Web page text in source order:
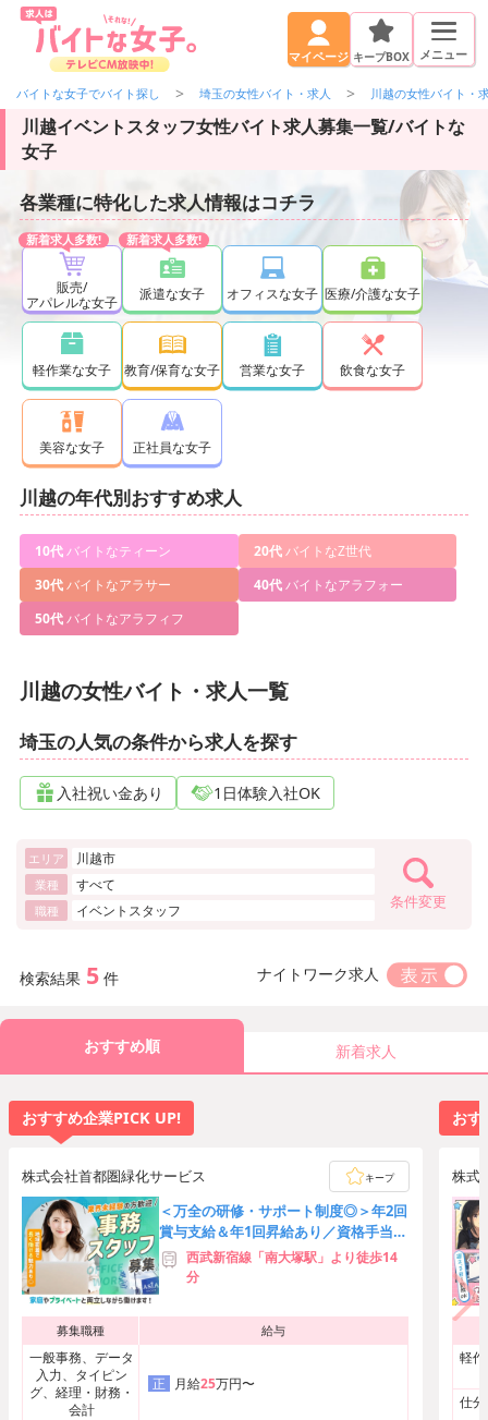
マイページ キープBOX メニュー
バイトな女子でバイト探し 埼玉の女性バイト・求人 川越の女性バイト・
川越イベントスタッフ女性バイト求人募集一覧/バイトな
女子
各業種に特化した求人情報はコチラ
販売/
アパレルな女子
派遣な女子 オフィスな女子 医療/介護な女子
軽作業な女子 教育/保育な女子 営業な女子 飲食な女子
美容な女子 正社員な女子
川越の年代別おすすめ求人
10代バイトなティーン 20代バイトなZ世代
30代バイトなアラサー 40代バイトなアラフォー
50代バイトなアラフィフ
川越の女性バイト・求人一覧
埼玉の人気の条件から求人を探す
入社祝い金あり 1日体験入社OK
エリア 川越市
業種 すべて
職種 イベントスタッフ 条件変更
検索結果 5 件 ナイトワーク求人
おすすめ順 新着求人
おすすめ企業PICK UP!
株式会社首都圏緑化サービス キープ
＜万全の研修・サポート制度◎＞年2回
賞与支給＆年1回昇給あり／資格手当は
最大10万円／産休・育休完備
西武新宿線「南大塚駅」より徒歩14
分
募集職種 給与
一般事務、データ
入力、タイピン
グ、経理・財務・
会計
正 月給25万円〜
おす
株式
軽
仕